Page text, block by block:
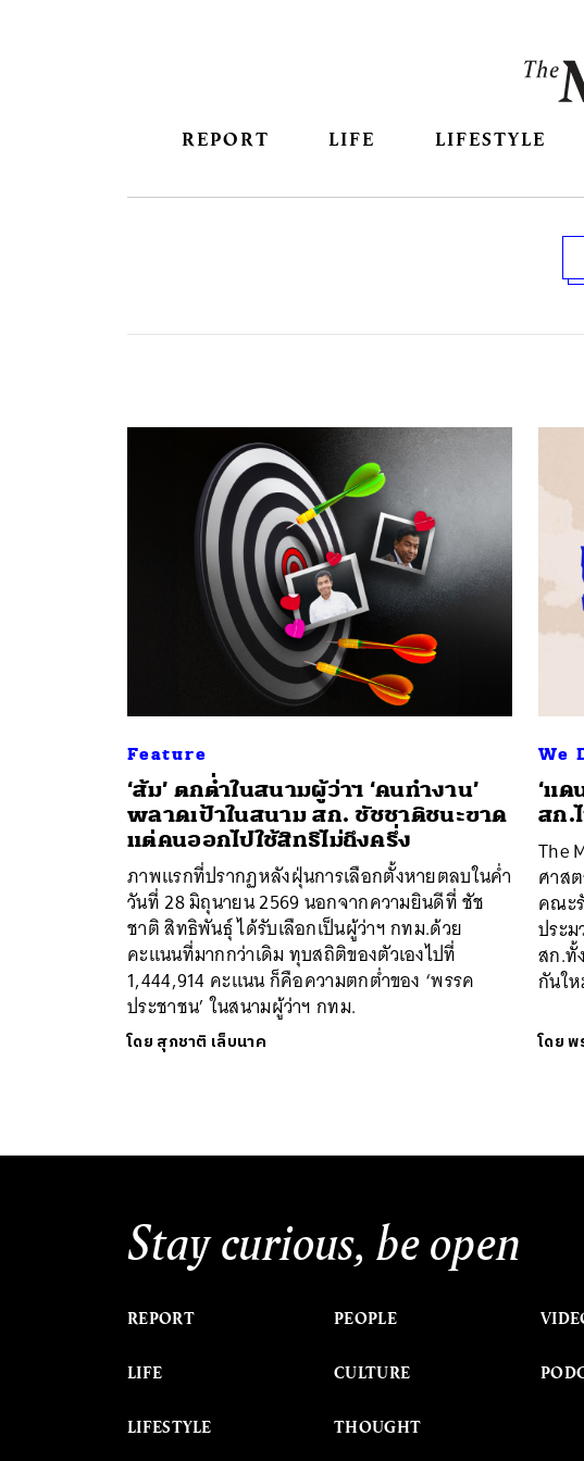
REPORT LIFE LIFESTYLE
Feature
‘ส้ม’ ตกต่ำในสนามผู้ว่าฯ ‘คนทำงาน’
พลาดเป้าในสนาม สก. ชัชชาติชนะขาด
แต่คนออกไปใช้สิทธิไม่ถึงครึ่ง
ภาพแรกที่ปรากฏหลังฝุ่นการเลือกตั้งหายตลบในค่ำ
วันที่ 28 มิถุนายน 2569 นอกจากความยินดีที่ ชัช
ชาติ สิทธิพันธุ์ ได้รับเลือกเป็นผู้ว่าฯ กทม.ด้วย
คะแนนที่มากกว่าเดิม ทุบสถิติของตัวเองไปที่
1,444,914 คะแนน ก็คือความตกต่ำของ ‘พรรค
ประชาชน’ ในสนามผู้ว่าฯ กทม.
โดย สุภชาติ เล็บนาค
We
‘แ
สก.
The
ศาส
คณะ
ประ
สก.ทั้
กันใ
โดยพ
Stay curious, be open
REPORT
LIFE
LIFESTYLE
PEOPLE
CULTURE
THOUGHT